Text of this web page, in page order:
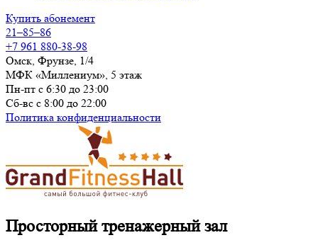
Купить абонемент
21–85–86
+7 961 880-38-98
Омск, Фрунзе, 1/4
МФК «Миллениум», 5 этаж
Пн-пт с 6:30 до 23:00
Сб-вс с 8:00 до 22:00
Политика конфиденциальности
Просторныйтренажерный зал